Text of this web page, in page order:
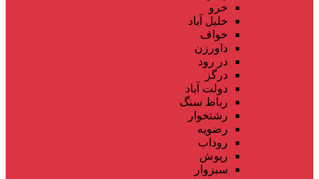
خرو
خلیل آباد
خواف
داورزن
در رود
درگز
دولت آباد
رباط سنگ
رشتخوار
رضویه
روداب
ریوش
سبزوار